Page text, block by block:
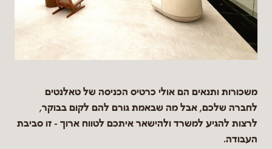
משכורות ותנאים הם אולי כרטיס הכניסה של טאלנטים
לחברה שלכם, אבל מה שבאמת גורם להם לקום בבוקר,
לרצות להגיע למשרד ולהישאר איתכם לטווח ארוך - זו סביבת
העבודה.